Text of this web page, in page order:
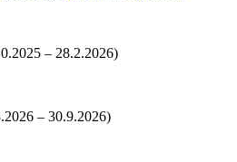
– 28.2.2026)
– 30.9.2026)